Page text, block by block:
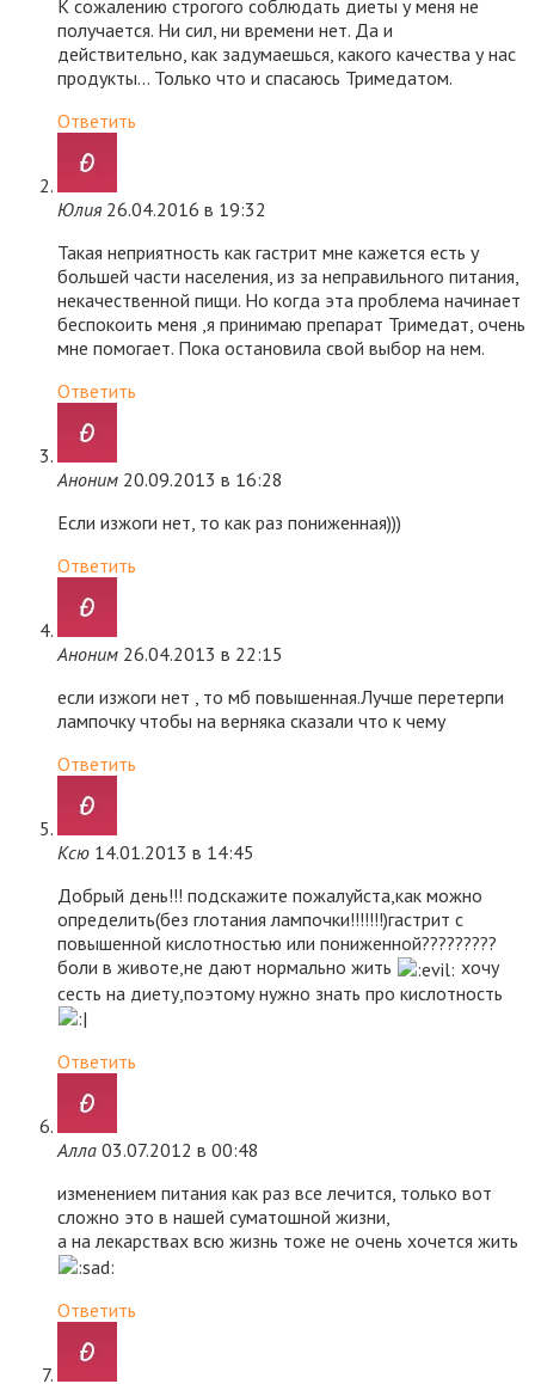
К сожалению строгого соблюдать диеты у меня не
получается. Ни сил, ни времени нет. Да и
действительно, как задумаешься, какого качества у нас
продукты… Только что и спасаюсь Тримедатом.
Ответить
Юлия 26.04.2016 в 19:32
Такая неприятность как гастрит мне кажется есть у
большей части населения, из за неправильного питания,
некачественной пищи. Но когда эта проблема начинает
беспокоить меня ,я принимаю препарат Тримедат, очень
мне помогает. Пока остановила свой выбор на нем.
Ответить
Аноним 20.09.2013 в 16:28
Если изжоги нет, то как раз пониженная)))
Ответить
Аноним 26.04.2013 в 22:15
если изжоги нет , то мб повышенная.Лучше перетерпи
лампочку чтобы на верняка сказали что к чему
Ответить
Ксю 14.01.2013 в 14:45
Добрый день!!! подскажите пожалуйста,как можно
определить(без глотания лампочки!!!!!!!)гастрит с
повышенной кислотностью или пониженной?????????
боли в животе,не дают нормально жить
хочу
сесть на диету,поэтому нужно знать про кислотность
Ответить
Алла 03.07.2012 в 00:48
изменением питания как раз все лечится, только вот
сложно это в нашей суматошной жизни,
а на лекарствах всю жизнь тоже не очень хочется жить
Ответить